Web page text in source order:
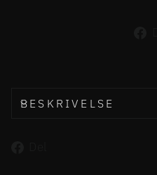
BESKRIVELSE